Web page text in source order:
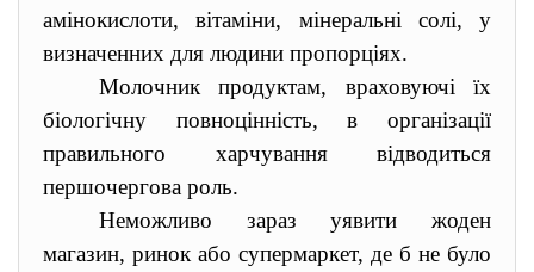
амінокислоти, вітаміни, мінеральні солі, у
визначенних для людини пропорціях.
Молочник продуктам, враховуючі їх
біологічну повноцінність, в організації
правильного харчування відводиться
першочергова роль.
Неможливо зараз уявити жоден
магазин, ринок або супермаркет, де б не було